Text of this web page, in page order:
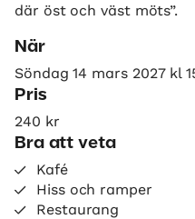
där öst och väst möts”.
När
Söndag 14 mars 2027 kl
Pris
240 kr
Bra att veta
Kafé
Hiss och ramper
Restaurang